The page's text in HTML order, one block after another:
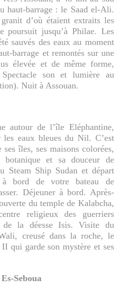
haut-barrage : le Saad el-Ali.
d’où étaient extraits les
poursuit jusqu’à Philae. Les
sauvés des eaux au moment
barrage et remontés sur une
élevée et de même forme,
son et lumière au
Nuit à Assouan.
autour de l’île Eléphantine,
eaux bleues du Nil. C’est
îles, ses maisons colorées,
et sa douceur de
Steam Ship Sudan et départ
à bord de votre bateau de
Déjeuner à bord. Après-
du temple de Kalabcha,
religieux des guerriers
de la déesse Isis. Visite du
creusé dans la roche, le
qui garde son mystère et ses
Seboua